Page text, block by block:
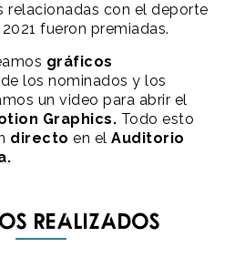
relacionadas con el deporte
fueron premiadas.
gráficos
de los nominados y los
un video para abrir el
Graphics. Todo esto
directo en el Auditorio
realizados